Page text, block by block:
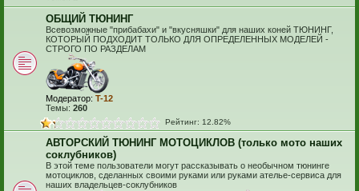
ОБЩИЙ ТЮНИНГ
Всевозможные "прибабахи" и "вкусняшки" для наших коней ТЮНИНГ,
КОТОРЫЙ ПОДХОДИТ ТОЛЬКО ДЛЯ ОПРЕДЕЛЕННЫХ МОДЕЛЕЙ -
СТРОГО ПО РАЗДЕЛАМ
Модератор: T-12
Темы: 260
Рейтинг: 12.82%
АВТОРСКИЙ ТЮНИНГ МОТОЦИКЛОВ (только мото наших
соклубников)
В этой теме пользователи могут рассказывать о необычном тюнинге
мотоциклов, сделанных своими руками или руками ателье-сервиса для
наших владельцев-соклубников